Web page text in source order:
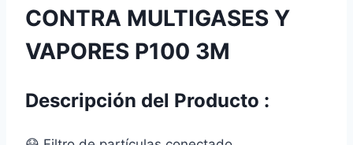
CONTRA MULTIGASES Y
VAPORES P100 3M
Descripción del Producto :